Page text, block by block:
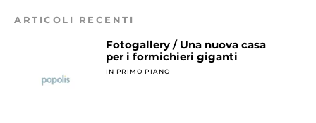
ARTICOLI RECENTI
Fotogallery / Una nuova casa
per i formichieri giganti
IN PRIMO PIANO